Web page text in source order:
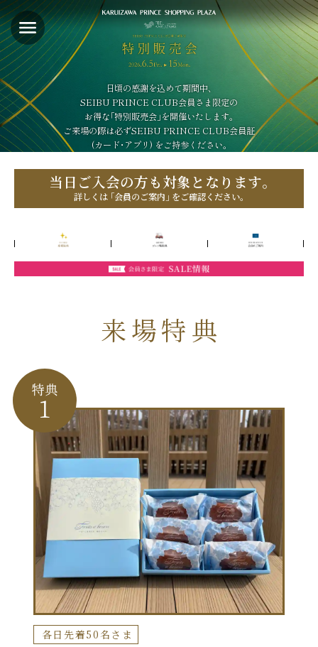
日頃の感謝を込めて期間中､
SEIBU PRINCE CLUB会員さま限定の
お得な｢特別販売会｣を開催いたします｡
ご来場の際は必ずSEIBU PRINCE CLUB会員証
(カード･アプリ) をご持参ください｡
当日ご入会の方も対象となります｡
詳しくは ｢会員のご案内｣ をご確認ください｡
Menu
会員様限定 来場特典 会員様限定 ゴルフ場特典
来場特典
各日先着50名さま